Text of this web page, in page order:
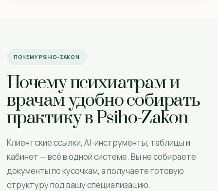
ПОЧЕМУ PSIHO-ZAKON
Почему психиатрам и
врачам удобно собирать
практику в Psiho-Zakon
Клиентские ссылки, AI-инструменты, таблицы и
кабинет — всё в одной системе. Вы не собираете
документы по кусочкам, а получаете готовую
структуру под вашу специализацию.